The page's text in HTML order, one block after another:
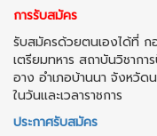
การรับสมัคร
รับสมัครด้วยตนเองได้ที่ ก
เตรียมทหาร สถาบันวิชาก
อาง อําเภอบ้านนา จังหวั
ในวันและเวลาราชการ
ประกาศรับสมัคร